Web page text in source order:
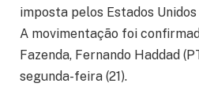
imposta pelos Estados
A movimentação foi
Fazenda, Fernando Haddad
segunda-feira (21).